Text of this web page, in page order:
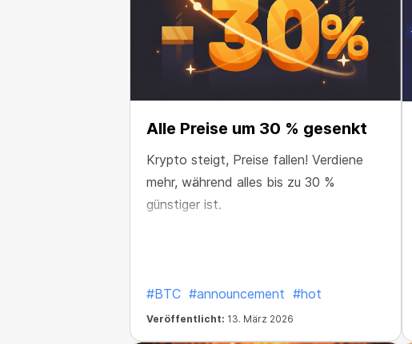
Alle Preise um 30 % gesenkt
Krypto steigt, Preise fallen! Verdiene
mehr, während alles bis zu 30 %
günstiger ist.
#BTC #announcement #hot
Veröffentlicht: 13. März 2026